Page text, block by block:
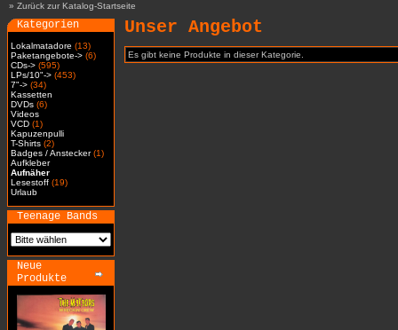
» Zurück zur Katalog-Startseite
Kategorien
Lokalmatadore (13)
Paketangebote-> (6)
CDs-> (595)
LPs/10"-> (453)
7"-> (34)
Kassetten
DVDs (6)
Videos
VCD (1)
Kapuzenpulli
T-Shirts (2)
Badges / Anstecker(1)
Aufkleber
Aufnäher
Lesestoff (19)
Urlaub
Teenage Bands
Neue
Produkte
Unser Angebot
Es gibt keine Produkte in dieser Kategorie.